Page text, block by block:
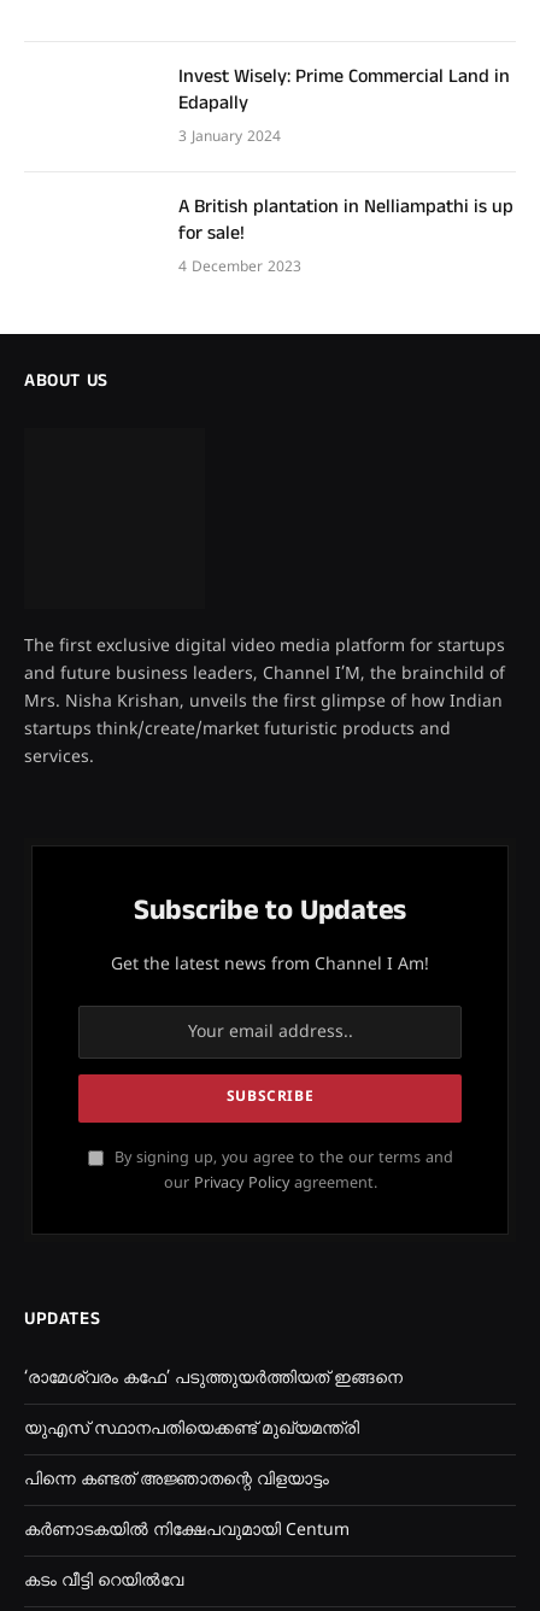
Invest Wisely: Prime Commercial Land in
Edapally
3 January 2024
A British plantation in Nelliampathi is up
for sale!
4 December 2023
ABOUT US
The first exclusive digital video media platform for startups
and future business leaders, Channel I’M, the brainchild of
Mrs. Nisha Krishan, unveils the first glimpse of how Indian
startups think/create/market futuristic products and
services.
Subscribe to Updates
Get the latest news from Channel I Am!
By signing up, you agree to the our terms and
our Privacy Policyagreement.
UPDATES
‘രാമേശ്വരം കഫേ’ പടുത്തുയർത്തിയത് ഇങ്ങനെ
യുഎസ് സ്ഥാനപതിയെക്കണ്ട് മുഖ്യമന്ത്രി
പിന്നെ കണ്ടത് അജ്ഞാതന്റെ വിളയാട്ടം
കർണാടകയിൽ നിക്ഷേപവുമായി Centum
കടം വീട്ടി റെയിൽവേ